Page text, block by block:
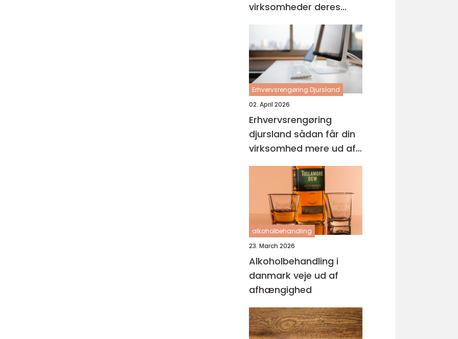
virksomheder deres
hverdag
Erhvervsrengøring Djursland
02. April 2026
Erhvervsrengøring
djursland sådan får din
virksomhed mere ud af
hverdagen
alkoholbehandling
23. March 2026
Alkoholbehandling i
danmark veje ud af
afhængighed